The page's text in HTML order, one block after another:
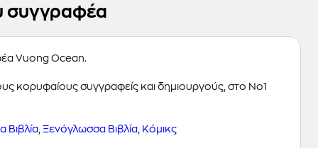
συγγραφέα
Vuong Ocean.
κορυφαίους συγγραφείς και δημιουργούς, στο Νο1
Βιβλία Ξενόγλωσσα Βιβλία Κόμικς